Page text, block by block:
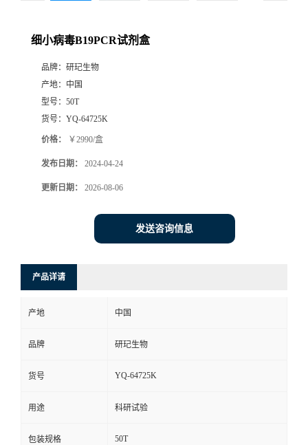
细小病毒B19PCR试剂盒
品牌： 研玘生物
产地： 中国
型号： 50T
货号： YQ-64725K
价格： ￥2990/盒
发布日期： 2024-04-24
更新日期： 2026-08-06
发送咨询信息
产品详请
产地 中国
品牌 研玘生物
货号 YQ-64725K
用途 科研试验
包装规格 50T